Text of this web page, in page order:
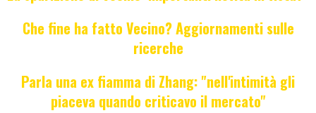
Che fine ha fatto Vecino? Aggiornamenti sulle
ricerche
Parla una ex fiamma di Zhang: "nell'intimità gli
piaceva quando criticavo il mercato"